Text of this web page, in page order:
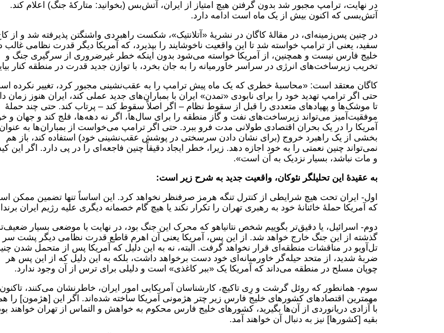
در نهایت، ترامپ مجبور شد بدون گرفتن هیچ امتیاز از ایران، آتش‌بس (بخوانید: متارکۀ جنگ) اعلام کند.
آتش‌بسی که اکنون بیش از یک ماه است ادامه دارد.
در چنین پس‌زمینه‌ای، در مقالۀ کاگان در نشریۀ «آتلانتیک»، شکست راهبردی واشنگتن پذیرفته شد و از
سفید، یعنی از ترامپ خواسته شد تا این واقعیت ناخوشایند را بپذیرد، که آمریکا دیگر قدرت نظامی غالب
خلیج فارس نیست و همچنین، از آمریکا خواسته می‌شود بدون اینکه خطر غیرضروری از سرگیری جنگ و
تخریب زیرساخت‌های انرژی در سراسر خاورمیانه را به جان بخرد، با توازن جدید قدرت در منطقه کنار
کاگان معتقد است: «محاسبۀ خطری که یک ماه پیش ترامپ را به عقب‌نشینی مجبور کرد، تغییر نکرده
حتی اگر ترامپ تهدید خود را برای نابودی «تمدن» ایران با بمباران‌های جدید عملی کند، ایران هنوز زمان
تا موشک‌ها و پهپادهای متعددی را قبل از سقوط نظام – اگر اصلاً سقوط کند – پرتاب کند. حتی چند حملۀ
موفقیت‌آمیز می‌تواند زیرساخت‌های نفت و گاز منطقه را برای سال‌ها، اگر نه دهه‌ها، فلج کند و جهان و
آمریکا را در یک بحران اقتصادی طولانی مدت فرو ببرد. حتی اگر ترامپ می‌خواست از بمباران‌ها به عنوان
بخشی از یک راهبرد خروج (برای نشان دادن سرسختی در پوشش عقب‌نشینی خود) استفاده کند، باز هم
نمی‌تواند چنین نعمتی را به خود اجازه دهد. زیرا، خطر ایجاد دقیقاً چنین فاجعه‌ای را در پی دارد. اگر این
و مات نباشد، بسیار نزدیک به آن است».
به عقیدۀ این تحلیلگر نئوکان، واقعیت جدید به شرح زیر است:
اول- ایران تحت هیچ شرایطی از کنترل تنگه هرمز صرفنظر نخواهد کرد. این اساساً تنها تضمین ممکن
که آمریکا حملۀ خائنانۀ خود به رهبری تهران را تکرار نکند یا هیچ گام خصمانه دیگری علیه رژیم ایران
دوم- اسرائیل، یا دقیق‌تر بگوییم شخص نتانیاهو که محرک این جنگ بود، در نهایت با موضعی بسیار
گذشته از این جنگ خارج خواهد شد. از این پس، آمریکا یعنی آن اهرم قاطع قدرت نظامی دیگر پشت سر
تل‌آویو در مناقشات منطقه‌ای قرار نخواهد گرفت. البته، نه به این دلیل که آمریکا پس از متحمل شدن
ضربۀ شدید، از متحد حیله‌گر خاورمیانه‌ای خود دست برخواهد داشت، بلکه به این دلیل که از این پس هر
چوپان مسلح در منطقه می‌داند که آمریکا یک «ببر کاغذی» است و دلیلی برای ترس از آن وجود ندارد.
سوم- همانطور که روئل گرشت و رِی تاکیچ، کارشناسان آمریکایی امور ایران، خاطرنشان می‌کنند، تاکنون
مهمترین اقتصادهای کشورهای خلیج فارس زیر چتر هژمونی آمریکا ساخته شده‌اند. اگر این [هژمون] را
با آزادی دریانوردی از آن‌ها بگیرید، کشورهای خلیج فارس محکوم به خواهش و التماس از تهران خواهند
بقیه [کشورها] نیز به دنبال آن خواهند آمد.